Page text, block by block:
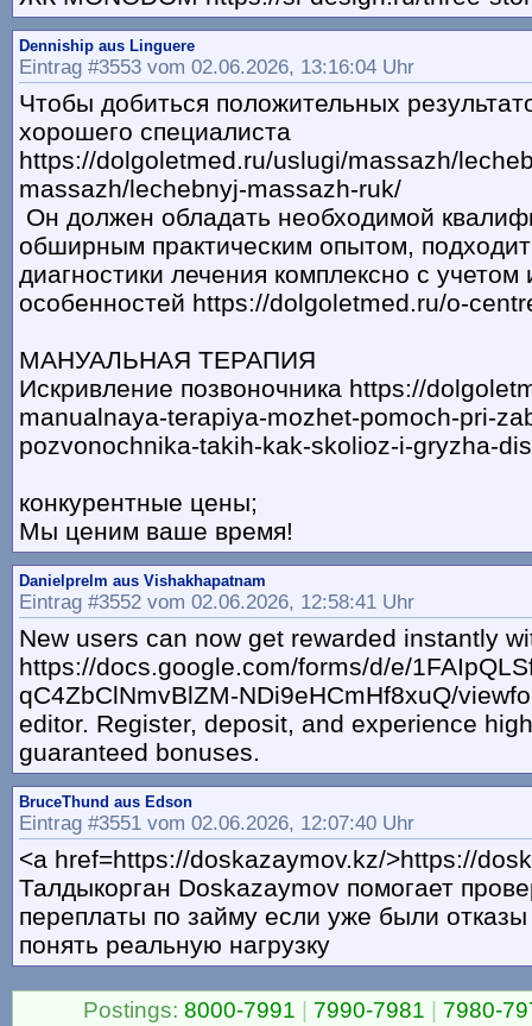
Denniship aus Linguere
Eintrag #3553 vom 02.06.2026, 13:16:04 Uhr
Чтобы добиться положительных
хорошего специалиста
https://dolgoletmed.ru/uslugi/massazh/
massazh/lechebnyj-massazh-ruk/
Он должен обладать необходимой
обширным практическим опытом,
диагностики лечения комплексно с
особенностей https://dolgoletmed.ru/o-
МАНУАЛЬНАЯ ТЕРАПИЯ
Искривление позвоночника https://
manualnaya-terapiya-mozhet-pomoch-pri-
pozvonochnika-takih-kak-skolioz-i-gryzha-
конкурентные цены;
Мы ценим ваше время!
Danielprelm aus Vishakhapatnam
Eintrag #3552 vom 02.06.2026, 12:58:41 Uhr
New users can now get rewarded instantly
https://docs.google.com/forms/d/e/
qC4ZbClNmvBlZM-NDi9eHCmHf8xuQ/
editor. Register, deposit, and experience
guaranteed bonuses.
BruceThund aus Edson
Eintrag #3551 vom 02.06.2026, 12:07:40 Uhr
<a href=https://doskazaymov.kz/>https://
Талдыкорган Doskazaymov помогает
переплаты по займу если уже были отказы
понять реальную нагрузку
Postings: 8000-7991 7990-7981
7980-